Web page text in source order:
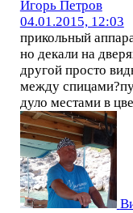
Игорь Петров
04.01.2015, 12:03
прикольный
но декали на
другой просто
между
дуло местами в